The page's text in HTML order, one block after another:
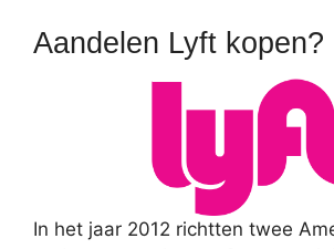
Aandelen Lyft kopen?
In het jaar 2012 richtten twee